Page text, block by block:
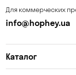
Для коммерческих
info@hophey.ua
Каталог